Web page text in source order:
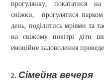
прогулянку, покататися
сніжки, прогулятися
день, поділитись мріями та
на свіжому повітрі діти
емоційне задоволення
Сімейна вечеря